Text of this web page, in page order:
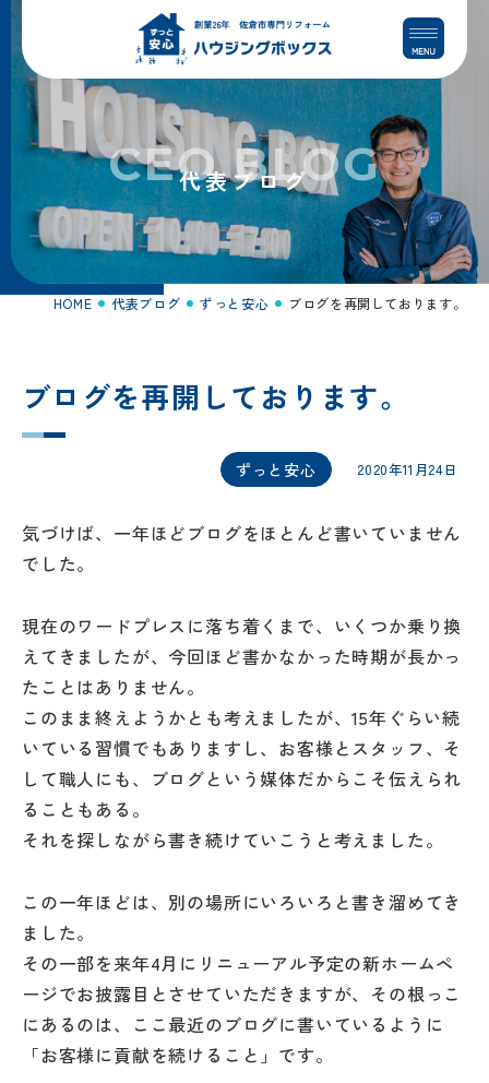
コ
テ
ン
ス
ナ
ゲ
ー
ン
代表ブログ
CEO BLOG
HOME 代表ブログ ずっと安心 ブログを再開しております。
ブログを再開しております。
ずっと安心 2020年11月24日
気づけば、一年ほどブログをほとんど書いていません
でした。
現在のワードプレスに落ち着くまで、いくつか乗り換
えてきましたが、今回ほど書かなかった時期が長かっ
たことはありません。
このまま終えようかとも考えましたが、15年ぐらい続
いている習慣でもありますし、お客様とスタッフ、そ
して職人にも、ブログという媒体だからこそ伝えられ
ることもある。
それを探しながら書き続けていこうと考えました。
この一年ほどは、別の場所にいろいろと書き溜めてき
ました。
その一部を来年4月にリニューアル予定の新ホームペ
ージでお披露目とさせていただきますが、その根っこ
にあるのは、ここ最近のブログに書いているように
「お客様に貢献を続けること」です。